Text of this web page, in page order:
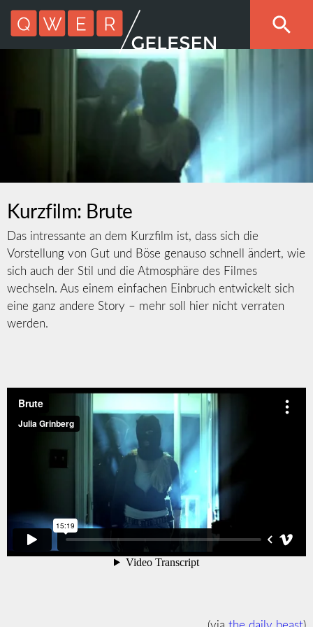
Kurzfilm: Brute
Das intressante an dem Kurzfilm ist, dass sich die
Vorstellung von Gut und Böse genauso schnell ändert, wie
sich auch der Stil und die Atmosphäre des Filmes
wechseln. Aus einem einfachen Einbruch entwickelt sich
eine ganz andere Story – mehr soll hier nicht verraten
werden.